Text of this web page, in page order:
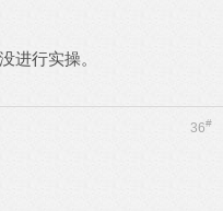
进行实操。
36#